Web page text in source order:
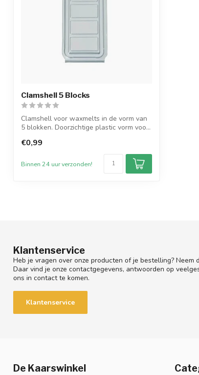
Clamshell 5 Blocks
Clamshell voor waxmelts in de vorm van
5 blokken. Doorzichtige plastic vorm voo...
€0,99
Binnen 24 uur verzonden!
Klantenservice
Heb je vragen over onze producten of je bestelling? Neem
Daar vind je onze contactgegevens, antwoorden op
ons in contact te komen.
Klantenservice
De Kaarswinkel